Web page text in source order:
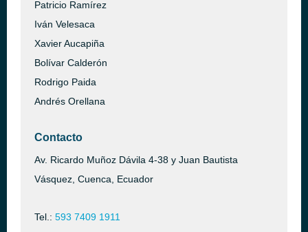
Patricio Ramírez
Iván Velesaca
Xavier Aucapiña
Bolívar Calderón
Rodrigo Paida
Andrés Orellana
Contacto
Av. Ricardo Muñoz Dávila 4-38 y Juan Bautista
Vásquez, Cuenca, Ecuador
Tel.: 593 7409 1911